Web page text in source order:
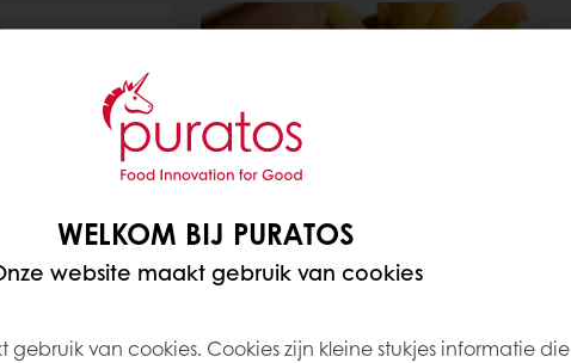
koekjes Cheesecake Filo Fingers
Lees meer
WELKOM BIJ PURATOS
website maakt gebruik van cookies
gebruik van cookies. Cookies zijn kleine stukjes informatie die